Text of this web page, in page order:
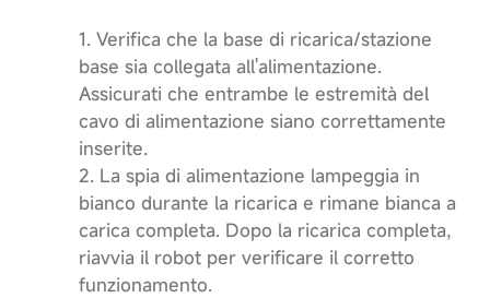
1. Verifica che la base di ricarica/stazione
base sia collegata all'alimentazione.
Assicurati che entrambe le estremità del
cavo di alimentazione siano correttamente
inserite.
2. La spia di alimentazione lampeggia in
bianco durante la ricarica e rimane bianca a
carica completa. Dopo la ricarica completa,
riavvia il robot per verificare il corretto
funzionamento.